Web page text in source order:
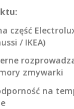
część
/ IKEA)
zmywarki
na